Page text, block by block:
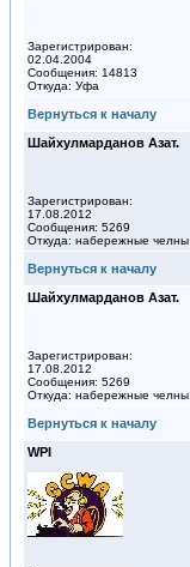
Зарегистрирован:
02.04.2004
Сообщения: 14813
Откуда: Уфа
Вернуться к началу
Шайхулмарданов Азат.
Зарегистрирован:
17.08.2012
Сообщения: 5269
Откуда: набережные челны
Вернуться к началу
Шайхулмарданов Азат.
Зарегистрирован:
17.08.2012
Сообщения: 5269
Откуда: набережные челны
Вернуться к началу
WPI